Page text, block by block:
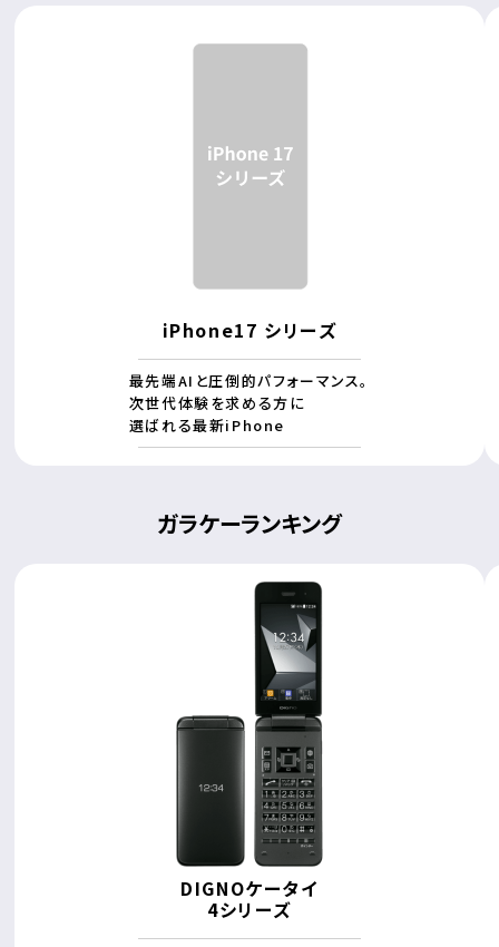
iPhone17 シリーズ
最先端AIと圧倒的パフォーマンス。
次世代体験を求める方に
選ばれる最新iPhone
ガラケーランキング
DIGNOケータイ
4シリーズ